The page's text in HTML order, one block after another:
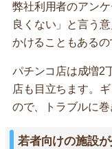
弊社利用者のアン
良くない」と言う
かけることもあるの
パチンコ店は成増2
店も目立ちます。
ので、トラブルに巻
若者向けの施設